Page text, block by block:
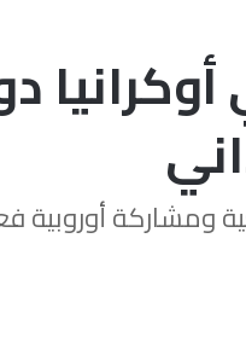
ومشاركة أوروبية